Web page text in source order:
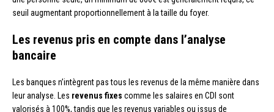
seuil augmentant proportionnellement à la taille du foyer.
Les revenus pris en compte dans l’analyse
bancaire
Les banques n’intègrent pas tous les revenus de la même manière dans
leur analyse. Les revenus fixes comme les salaires en CDI sont
valorisés à 100%, tandis que les revenus variables ou issus de